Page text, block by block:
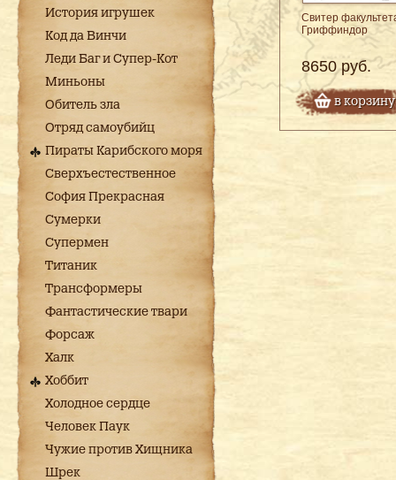
История игрушек
Код да Винчи
Леди Баг и Супер-Кот
Миньоны
Обитель зла
Отряд самоубийц
Пираты Карибского моря
Сверхъестественное
София Прекрасная
Сумерки
Супермен
Титаник
Трансформеры
Фантастические твари
Форсаж
Халк
Хоббит
Холодное сердце
Человек Паук
Чужие против Хищника
Шрек
Свитер
Гриффиндор
8650 руб.
в корзину